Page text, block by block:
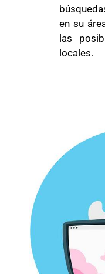
en su
las
locales.